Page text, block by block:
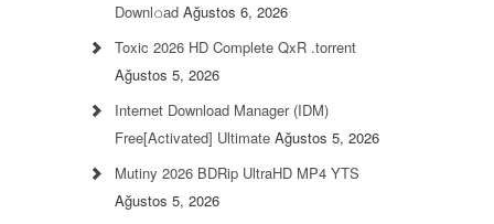
Downl𝚘аd Ağustos 6, 2026
Toxic 2026 HD Complete QxR .torrent
Ağustos 5, 2026
Internet Download Manager (IDM)
Free[Activated] Ultimate Ağustos 5, 2026
Mutiny 2026 BDRip UltraHD MP4 YTS
Ağustos 5, 2026